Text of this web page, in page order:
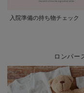
入院準備の持ち物チェック
ロンパー